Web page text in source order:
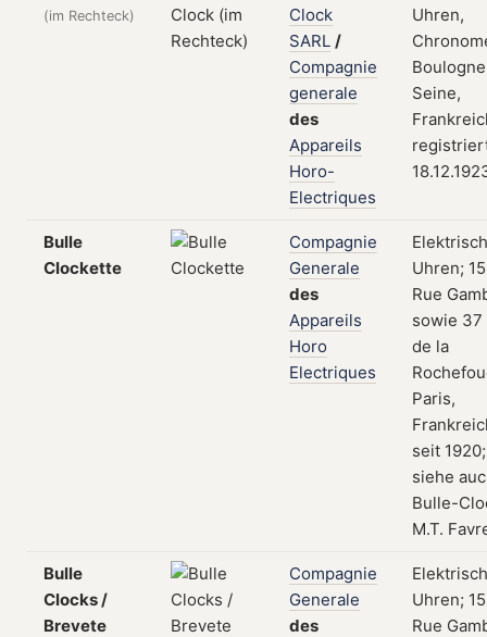
(im Rechteck)
Clock
SARL /
Compagnie
generale
des
Appareils
Horo-
Electriques
Uhren,
Seine,
Bulle
Clockette
Compagnie
Generale
des
Appareils
Horo
Electriques
Uhren;
Rue
sowie 37
de la
Paris,
seit 1920;
siehe
Bulle-
M.T.
Bulle
Clocks /
Brevete
Compagnie
Generale
des
Uhren;
Rue